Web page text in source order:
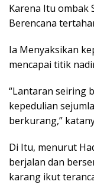
Karena Itu ombak
Berencana
Ia Menyaksikan
mencapai titik
“Lantaran seiring
kepedulian
berkurang,”
Di Itu, menurut
berjalan dan
karang ikut